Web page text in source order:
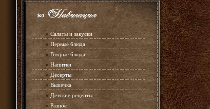
» Салаты и закуски
» Первые блюда
» Вторые блюда
» Напитки
»Десерты
» Выпечка
» Детские рецепты
» Разное